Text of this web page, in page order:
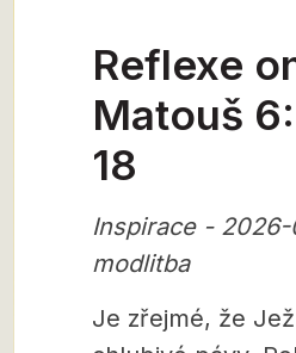
Reflexe
Matouš
18
Inspirace - 2026-
modlitba
Je zřejmé, že